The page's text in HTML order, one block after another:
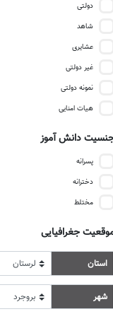
دولتی
شاهد
عشایری
غیر دولتی
نمونه دولتی
هیات امنایی
دانش آموز
پسرانه
دخترانه
مختلط
جغرافیایی
استان
شهر